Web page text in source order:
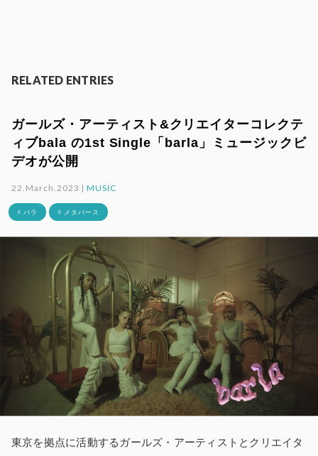
RELATED ENTRIES
ガールズ・アーティスト&クリエイターコレクテ
ィブbala の1st Single「barla」ミュージックビ
デオが公開
22.March.2023 |MUSIC
# バラ # メタバース
東京を拠点に活動するガールズ・アーティストとクリエイタ